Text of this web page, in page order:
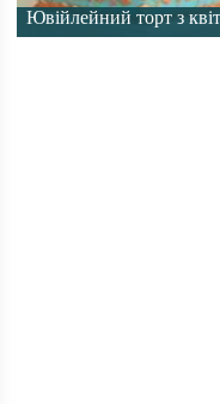
Ювійлейний торт з